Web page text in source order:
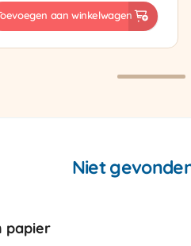
aan winkelwagen
Niet
papier